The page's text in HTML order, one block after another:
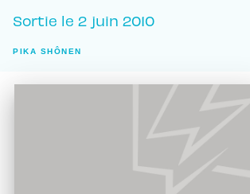
Sortie le 2 juin 2010
PIKA SHÔNEN